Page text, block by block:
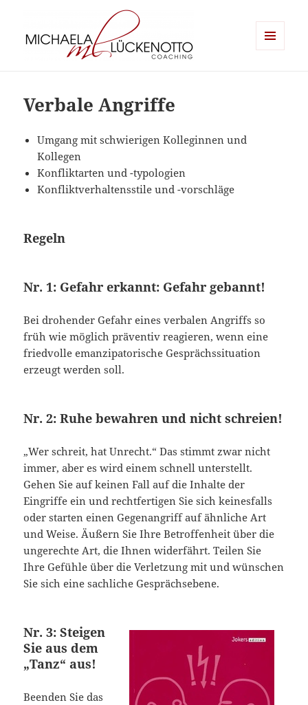
Verbale Angriffe
Umgang mit schwierigen Kolleginnen und
Kollegen
Konfliktarten und -typologien
Konfliktverhaltensstile und -vorschläge
Regeln
Nr. 1: Gefahr erkannt: Gefahr gebannt!
Bei drohender Gefahr eines verbalen Angriffs so
früh wie möglich präventiv reagieren, wenn eine
friedvolle emanzipatorische Gesprächssituation
erzeugt werden soll.
Nr. 2: Ruhe bewahren und nicht schreien!
„Wer schreit, hat Unrecht.“ Das stimmt zwar nicht
immer, aber es wird einem schnell unterstellt.
Gehen Sie auf keinen Fall auf die Inhalte der
Eingriffe ein und rechtfertigen Sie sich keinesfalls
oder starten einen Gegenangriff auf ähnliche Art
und Weise. Äußern Sie Ihre Betroffenheit über die
ungerechte Art, die Ihnen widerfährt. Teilen Sie
Ihre Gefühle über die Verletzung mit und wünschen
Sie sich eine sachliche Gesprächsebene.
Nr. 3: Steigen
Sie aus dem
„Tanz“ aus!
Beenden Sie das